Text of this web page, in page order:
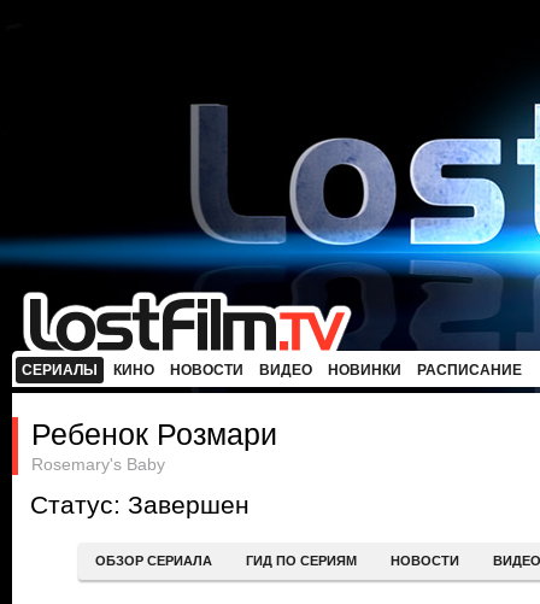
СЕРИАЛЫ КИНО НОВОСТИ ВИДЕО НОВИНКИ РАСПИСАНИЕ
Ребенок Розмари
Rosemary's Baby
Статус: Завершен
ОБЗОР СЕРИАЛА ГИД ПО СЕРИЯМ НОВОСТИ ВИДЕО